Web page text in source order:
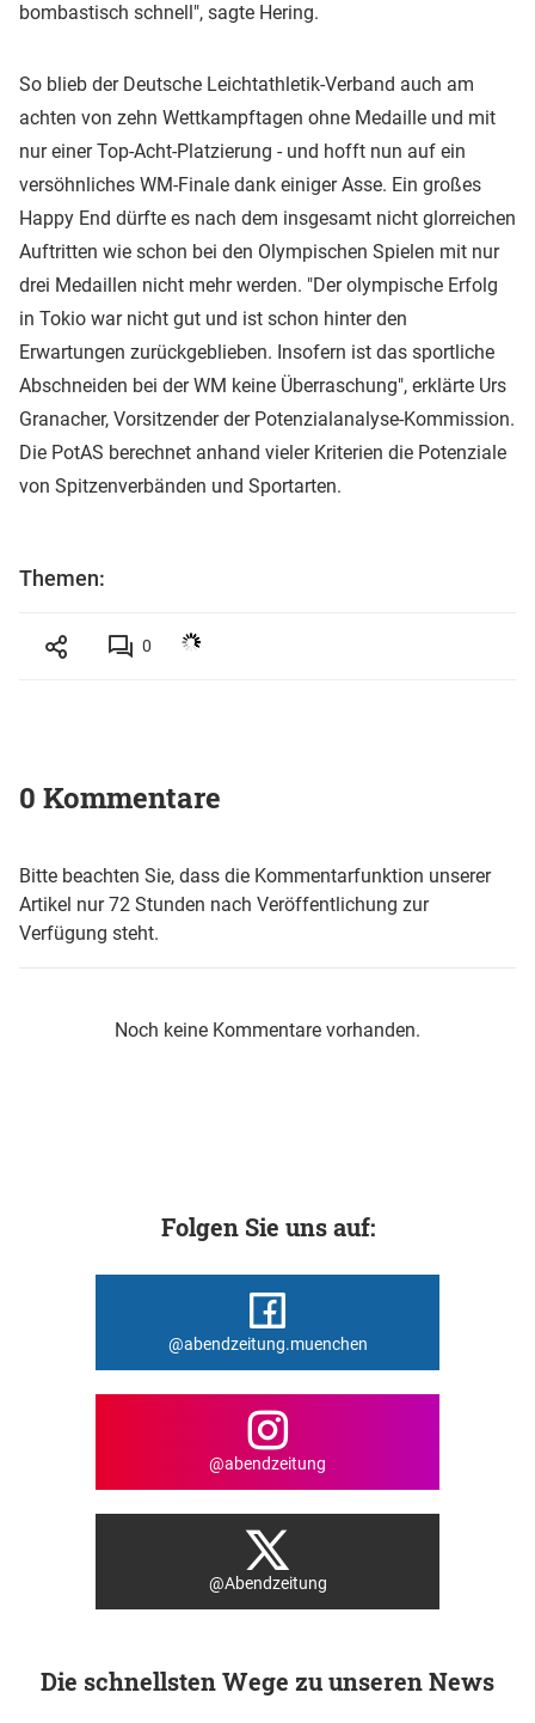
bombastisch schnell", sagte Hering.
So blieb der Deutsche Leichtathletik-Verband auch am
achten von zehn Wettkampftagen ohne Medaille und mit
nur einer Top-Acht-Platzierung - und hofft nun auf ein
versöhnliches WM-Finale dank einiger Asse. Ein großes
Happy End dürfte es nach dem insgesamt nicht glorreichen
Auftritten wie schon bei den Olympischen Spielen mit nur
drei Medaillen nicht mehr werden. "Der olympische Erfolg
in Tokio war nicht gut und ist schon hinter den
Erwartungen zurückgeblieben. Insofern ist das sportliche
Abschneiden bei der WM keine Überraschung", erklärte Urs
Granacher, Vorsitzender der Potenzialanalyse-Kommission.
Die PotAS berechnet anhand vieler Kriterien die Potenziale
von Spitzenverbänden und Sportarten.
Themen:
0
0 Kommentare
Bitte beachten Sie, dass die Kommentarfunktion unserer
Artikel nur 72 Stunden nach Veröffentlichung zur
Verfügung steht.
Noch keine Kommentare vorhanden.
Folgen Sie uns auf:
@abendzeitung.muenchen
@abendzeitung
@Abendzeitung
Die schnellsten Wege zu unseren News